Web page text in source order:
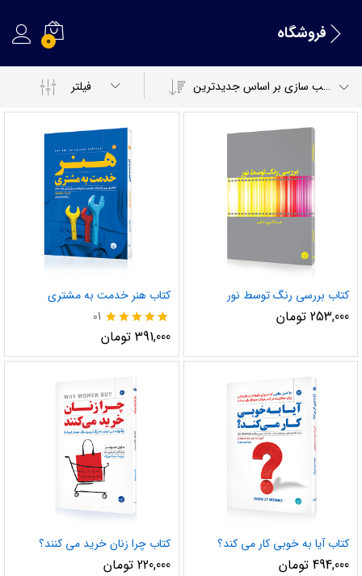
فروشگاه 0
فیلتر مرتب سازی بر اساس جدیدترین
کتاب بررسی رنگ توسط نور
253,000 تومان
کتاب هنر خدمت به مشتری
نمره
5.00
از 5
01
391,000 تومان
کتاب آیا به خوبی کار می کند؟
494,000 تومان
کتاب چرا زنان خرید می کنند؟
220,000 تومان